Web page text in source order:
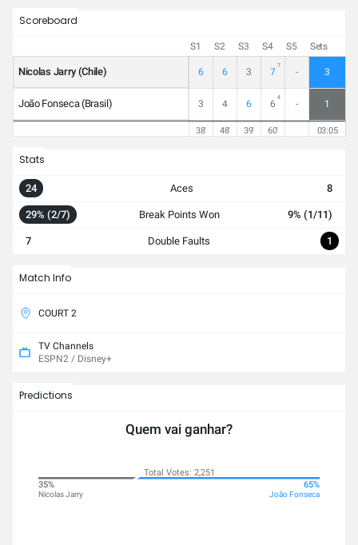
Scoreboard
S1 S2 S3 S4 S5 Sets
Nicolas Jarry (Chile) 6 6 3 7
7
- 3
João Fonseca (Brasil) 3 4 6 6
4
- 1
38' 48' 39' 60' 03:05
Stats
24 Aces 8
29% (2/7) Break Points Won 9% (1/11)
7 Double Faults 1
Match Info
COURT 2
TV Channels
ESPN2 / Disney+
Predictions
Quem vai ganhar?
Total Votes: 2,251
35%
Nicolas Jarry
65%
João Fonseca